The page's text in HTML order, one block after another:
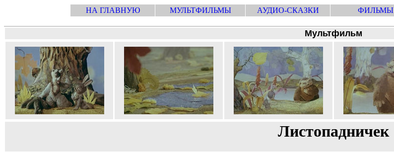
НА ГЛАВНУЮ МУЛЬТФИЛЬМЫ АУДИО-СКАЗКИ ФИЛЬМЫ
Мультфильм
Листопадничек